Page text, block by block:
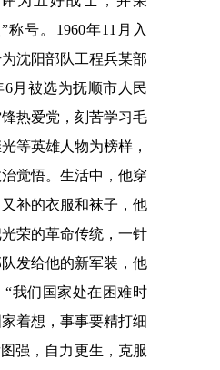
称号。1960年11月入
沈阳部队工程兵某部
月被选为抚顺市人民
热爱党，刻苦学习毛
等英雄人物为榜样，
觉悟。生活中，他穿
补的衣服和袜子，他
荣的革命传统，一针
发给他的新军装，他
“我们国家处在困难时
着想，事事要精打细
强，自力更生，克服